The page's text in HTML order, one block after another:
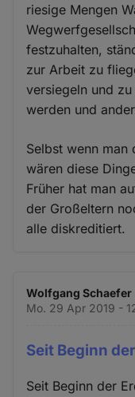
riesige Mengen
festzuhalten,
zur Arbeit zu
versiegeln und
werden und
Selbst wenn man
wären diese
Früher hat man
der Großeltern
alle diskreditiert.
Wolfgang
Mo. 29 Apr 2019 -
Seit Beginn
Seit Beginn der